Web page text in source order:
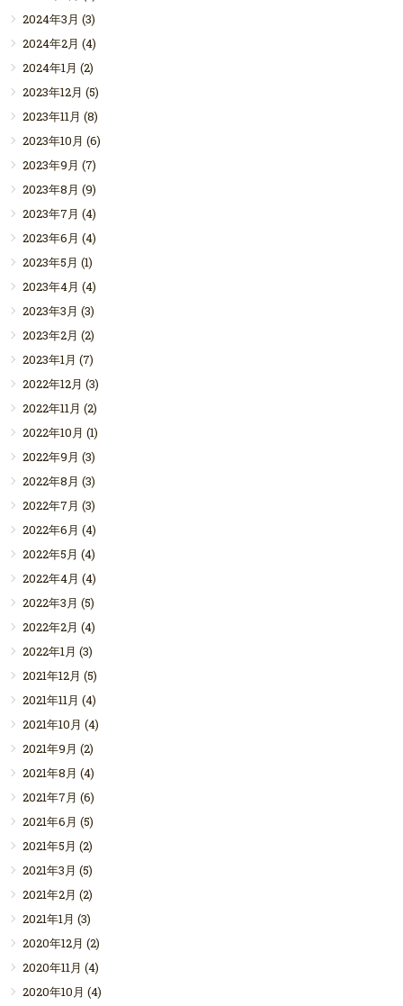
2024年3月 (3)
2024年2月 (4)
2024年1月 (2)
2023年12月 (5)
2023年11月 (8)
2023年10月 (6)
2023年9月 (7)
2023年8月 (9)
2023年7月 (4)
2023年6月 (4)
2023年5月 (1)
2023年4月 (4)
2023年3月 (3)
2023年2月 (2)
2023年1月 (7)
2022年12月 (3)
2022年11月 (2)
2022年10月 (1)
2022年9月 (3)
2022年8月 (3)
2022年7月 (3)
2022年6月 (4)
2022年5月 (4)
2022年4月 (4)
2022年3月 (5)
2022年2月 (4)
2022年1月 (3)
2021年12月 (5)
2021年11月 (4)
2021年10月 (4)
2021年9月 (2)
2021年8月 (4)
2021年7月 (6)
2021年6月 (5)
2021年5月 (2)
2021年3月 (5)
2021年2月 (2)
2021年1月 (3)
2020年12月 (2)
2020年11月 (4)
2020年10月 (4)